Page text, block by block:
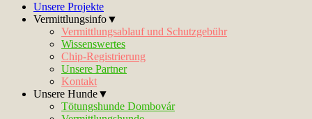
Unsere Projekte
Vermittlungsinfo▼
Vermittlungsablauf und Schutzgebühr
Wissenswertes
Chip-Registrierung
Unsere Partner
Kontakt
Unsere Hunde▼
Tötungshunde Dombovár